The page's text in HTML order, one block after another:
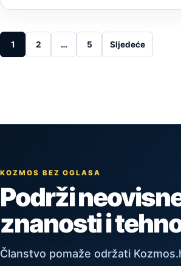
Posts pagination
1 2 … 5 Sljedeće
KOZMOS BEZ OGLASA
Podrži
znanosti i
Članstvo pomaže održati